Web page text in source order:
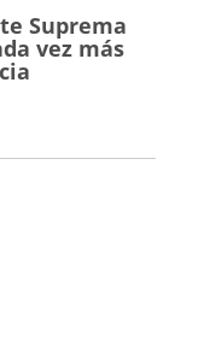
Suprema
vez más